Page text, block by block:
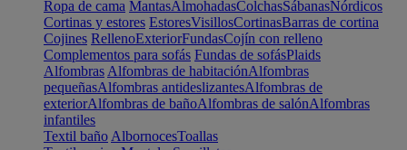
Ropa de cama MantasAlmohadasColchasSábanasNórdicos
Cortinas y estores EstoresVisillosCortinasBarras de cortina
Cojines RellenoExteriorFundasCojín con relleno
Complementos para sofás Fundas de sofásPlaids
Alfombras Alfombras de habitaciónAlfombras
pequeñasAlfombras antideslizantesAlfombras de
exteriorAlfombras de bañoAlfombras de salónAlfombras
infantiles
Textil baño AlbornocesToallas